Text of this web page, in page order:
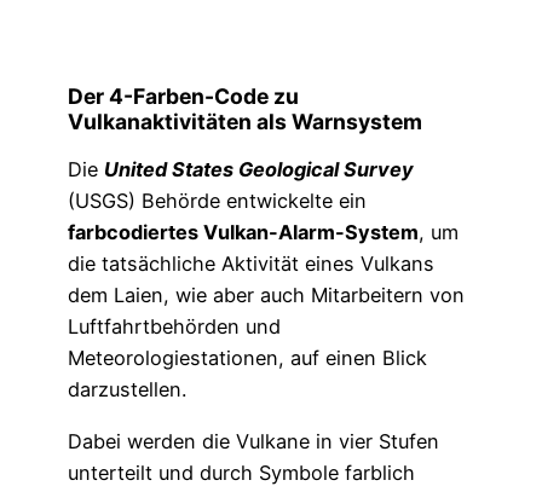
Der 4-Farben-Code zu
Vulkanaktivitäten als Warnsystem
Die United States Geological Survey
(USGS) Behörde entwickelte ein
farbcodiertes Vulkan-Alarm-System, um
die tatsächliche Aktivität eines Vulkans
dem Laien, wie aber auch Mitarbeitern von
Luftfahrtbehörden und
Meteorologiestationen, auf einen Blick
darzustellen.
Dabei werden die Vulkane in vier Stufen
unterteilt und durch Symbole farblich